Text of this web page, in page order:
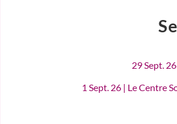
29 Sept.
1 Sept. 26 | Le Centre